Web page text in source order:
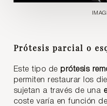
Prótesis parcial o
Este tipo de prótesis
permiten restaurar los
sujetan a través de una
coste varía en función del